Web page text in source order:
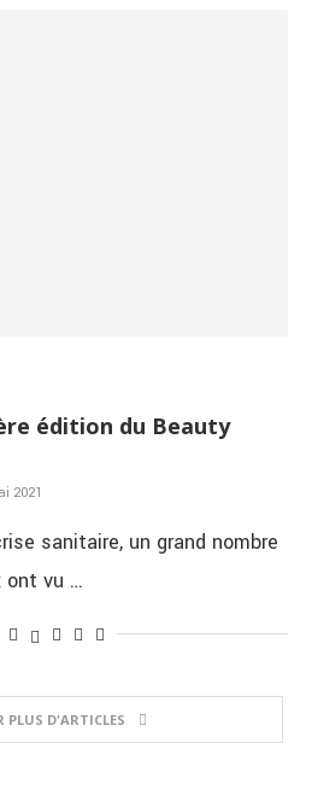
édition du Beauty
2021
sanitaire, un grand nombre
ont vu …
PLUS D'ARTICLES